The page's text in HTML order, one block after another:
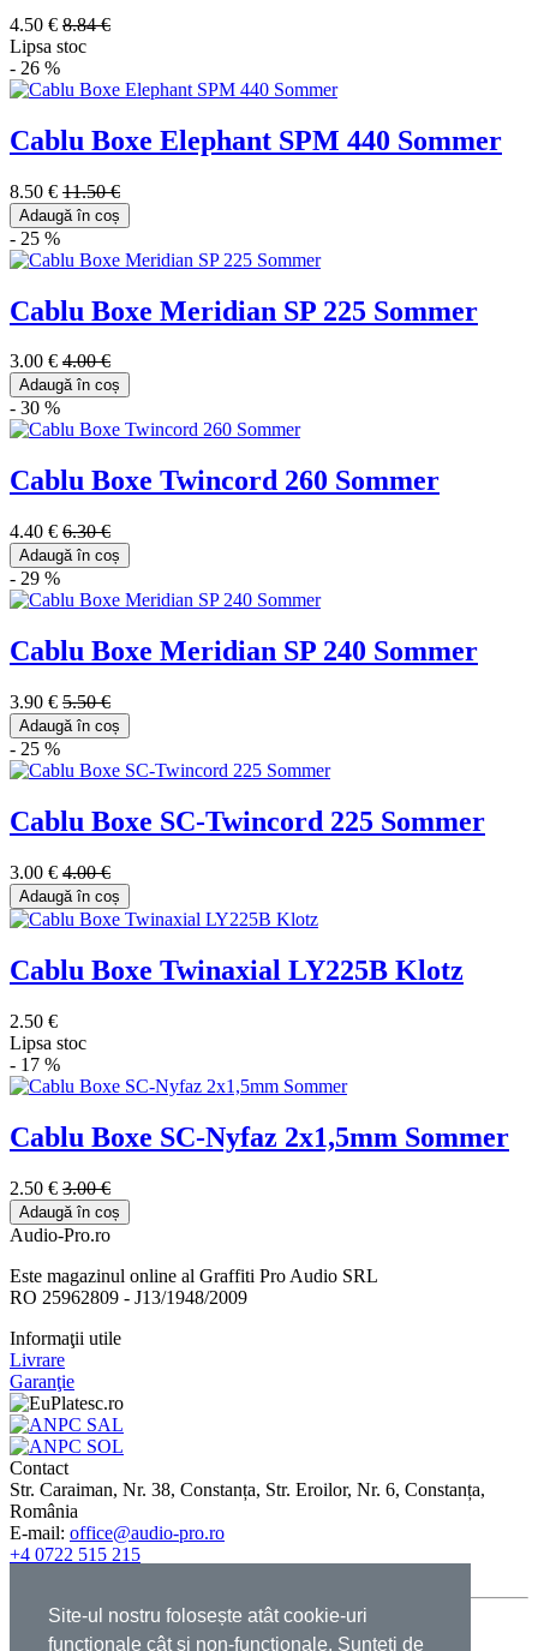
Site-ul nostru folosește atât cookie-uri
funcționale cât și non-funcționale. Sunteți de
4.50 € 8.84 €
Lipsa stoc
- 26 %
Cablu Boxe Elephant SPM 440 Sommer
8.50 € 11.50 €
Adaugă în coș
- 25 %
Cablu Boxe Meridian SP 225 Sommer
3.00 € 4.00 €
Adaugă în coș
- 30 %
Cablu Boxe Twincord 260 Sommer
4.40 € 6.30 €
Adaugă în coș
- 29 %
Cablu Boxe Meridian SP 240 Sommer
3.90 € 5.50 €
Adaugă în coș
- 25 %
Cablu Boxe SC-Twincord 225 Sommer
3.00 € 4.00 €
Adaugă în coș
Cablu Boxe Twinaxial LY225B Klotz
2.50 €
Lipsa stoc
- 17 %
Cablu Boxe SC-Nyfaz 2x1,5mm Sommer
2.50 € 3.00 €
Adaugă în coș
Audio-Pro.ro
Este magazinul online al Graffiti Pro Audio SRL
RO 25962809 - J13/1948/2009
Informaţii utile
Livrare
Garanţie
Contact
Str. Caraiman, Nr. 38, Constanța, Str. Eroilor, Nr. 6, Constanța,
România
E-mail: office@audio-pro.ro
+4 0722 515 215
© 2009-2026 Graffiti Pro Audio - Toate drepturile rezervate |